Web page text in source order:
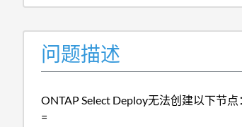
问题描述
ONTAP Select Deploy无法创建以下节
=